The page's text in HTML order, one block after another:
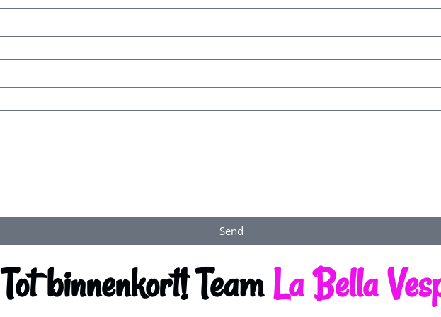
Send
Tot binnenkort! TeamLaBellaVes